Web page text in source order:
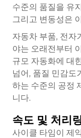
수준의 품질을 유
그리고 변동성은
자동차 부품, 전자
야는 오래전부터
규모 자동화에 대
넘어, 품질 민감도
하는 수준의 공정
니다.
속도 및 처리
사이클 타임이 제